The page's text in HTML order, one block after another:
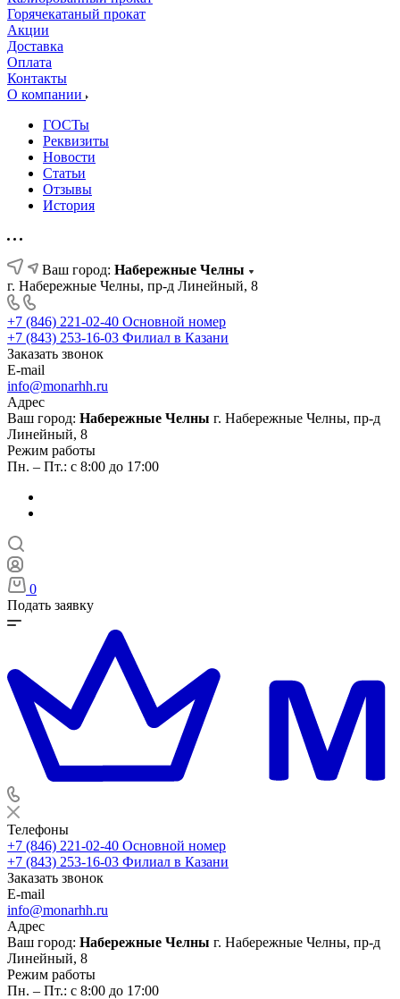
Горячекатаный прокат
Акции
Доставка
Оплата
Контакты
О компании
ГОСТы
Реквизиты
Новости
Статьи
Отзывы
История
Ваш город: Набережные Челны
г. Набережные Челны, пр-д Линейный, 8
+7 (846) 221-02-40 Основной номер
+7 (843) 253-16-03 Филиал в Казани
Заказать звонок
E-mail
info@monarhh.ru
Адрес
Ваш город: Набережные Челны г. Набережные Челны, пр-д
Линейный, 8
Режим работы
Пн. – Пт.: с 8:00 до 17:00
0
Подать заявку
Телефоны
+7 (846) 221-02-40 Основной номер
+7 (843) 253-16-03 Филиал в Казани
Заказать звонок
E-mail
info@monarhh.ru
Адрес
Ваш город: Набережные Челны г. Набережные Челны, пр-д
Линейный, 8
Режим работы
Пн. – Пт.: с 8:00 до 17:00